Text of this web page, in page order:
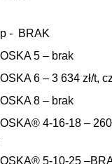
- BRAK
5 – brak
6 – 3 634 zł/t,
8 – brak
4-16-18 –
5-10-25